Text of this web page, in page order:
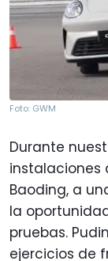
Foto: GWM
Durante
instalaciones
Baoding, a
la
pruebas.
ejercicios de